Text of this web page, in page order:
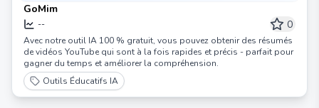
GoMim
-- 0
Avec notre outil IA 100 % gratuit, vous pouvez obtenir des résumés
de vidéos YouTube qui sont à la fois rapides et précis - parfait pour
gagner du temps et améliorer la compréhension.
Outils Éducatifs IA